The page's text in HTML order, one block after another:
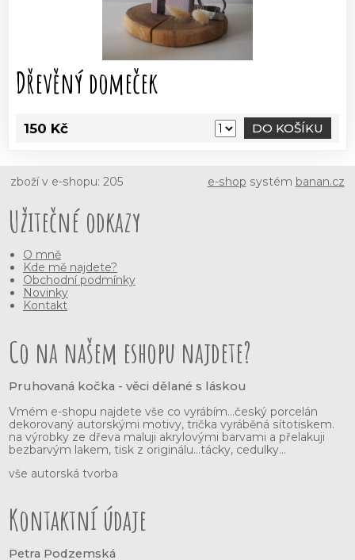
Dřevěný domeček
150 Kč DO KOŠÍKU
zboží v e-shopu: 205 e-shop systém banan.cz
Užitečné odkazy
O mně
Kde mě najdete?
Obchodní podmínky
Novinky
Kontakt
Co na našem eshopu najdete?
Pruhovaná kočka - věci dělané s láskou
Vmém e-shopu najdete vše co vyrábím...český porcelán
dekorovaný autorskými motivy, trička vyráběná sítotiskem.
na výrobky ze dřeva maluji akrylovými barvami a přelakuji
bezbarvým lakem, tisk z originálu...tácky, cedulky...
vše autorská tvorba
Kontaktní údaje
Petra Podzemská